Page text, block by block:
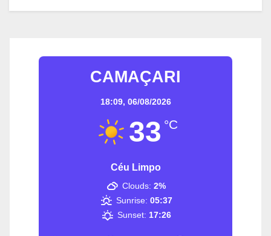
CAMAÇARI
18:09, 06/08/2026
33 °C
Céu Limpo
Clouds: 2%
Sunrise: 05:37
Sunset: 17:26